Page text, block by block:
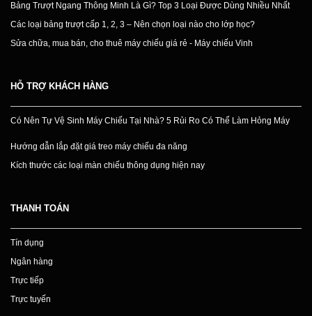
Bảng Trượt Ngang Thông Minh Là Gì? Top 3 Loại Được Dùng Nhiều Nhất
Các loại bảng trượt cấp 1, 2, 3 – Nên chọn loại nào cho lớp học?
Sửa chữa, mua bán, cho thuê máy chiếu giá rẻ - Máy chiếu Vinh
HỖ TRỢ KHÁCH HÀNG
Có Nên Tự Vệ Sinh Máy Chiếu Tại Nhà? 5 Rủi Ro Có Thể Làm Hỏng Máy
Hướng dẫn lắp đặt giá treo máy chiếu đa năng
Kích thước các loại màn chiếu thông dụng hiện nay
THANH TOÁN
Tín dụng
Ngân hàng
Trực tiếp
Trực tuyến